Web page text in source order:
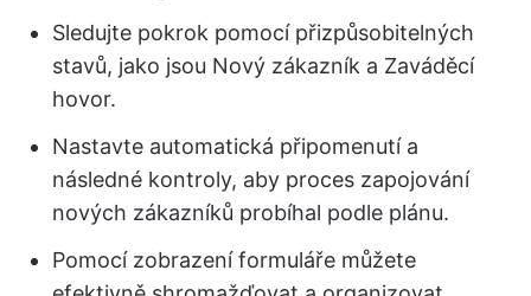
Sledujte pokrok pomocí přizpůsobitelných
stavů, jako jsou Nový zákazník a Zaváděcí
hovor.
Nastavte automatická připomenutí a
následné kontroly, aby proces zapojování
nových zákazníků probíhal podle plánu.
Pomocí zobrazení formuláře můžete